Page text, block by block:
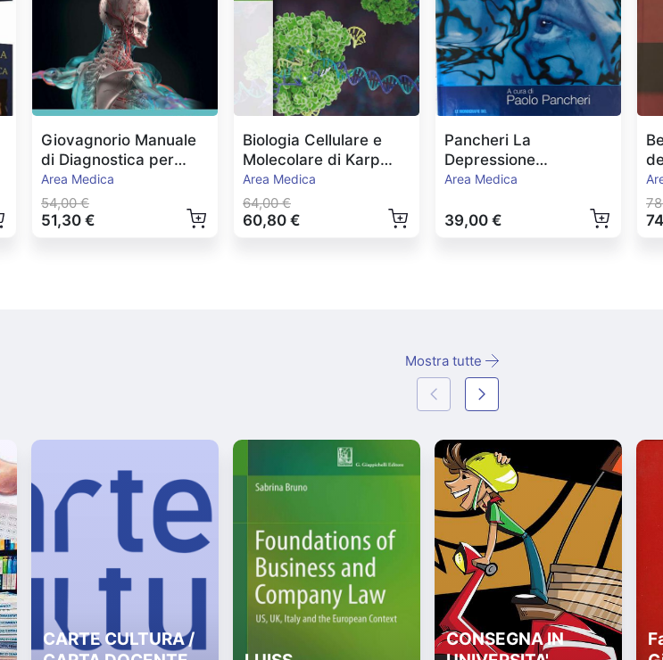
Giovagnorio Manuale
di Diagnostica per
Immagini 2021
Area Medica
54,00 €
51,30 €
Biologia Cellulare e
Molecolare di Karp
Ed2021
Area Medica
64,00 €
60,80 €
Pancheri La
Depressione
Mascherata
Area Medica
39,00 €
Mostra tutte
CARTE CULTURA /
CONSEGNA IN